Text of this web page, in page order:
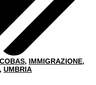
COBAS, IMMIGRAZIONE,
, UMBRIA